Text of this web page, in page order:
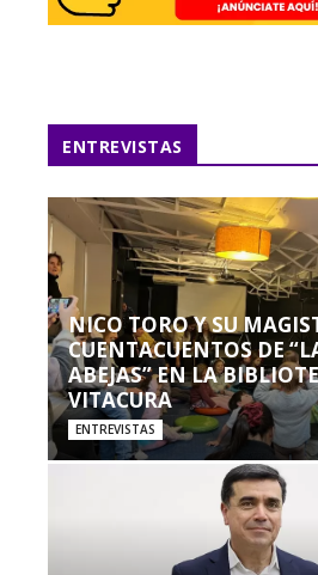
ENTREVISTAS
NICO TORO Y SU
CUENTACUENTOS DE
ABEJAS” EN LA
VITACURA
ENTREVISTAS